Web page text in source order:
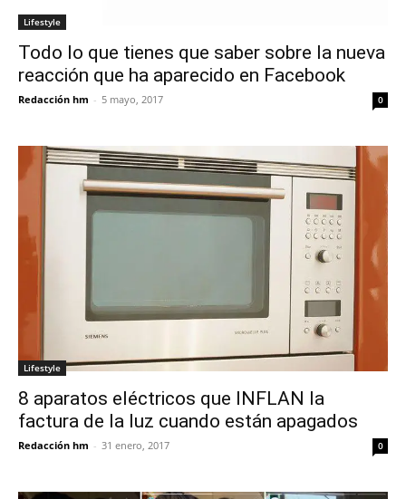
Lifestyle
Todo lo que tienes que saber sobre la nueva
reacción que ha aparecido en Facebook
Redacción hm - 5 mayo, 2017 0
Lifestyle
8 aparatos eléctricos que INFLAN la
factura de la luz cuando están apagados
Redacción hm - 31 enero, 2017 0